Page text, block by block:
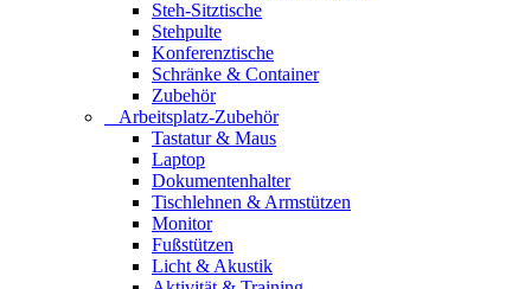
Steh-Sitztische
Stehpulte
Konferenztische
Schränke & Container
Zubehör
Arbeitsplatz-Zubehör
Tastatur & Maus
Laptop
Dokumentenhalter
Tischlehnen & Armstützen
Monitor
Fußstützen
Licht & Akustik